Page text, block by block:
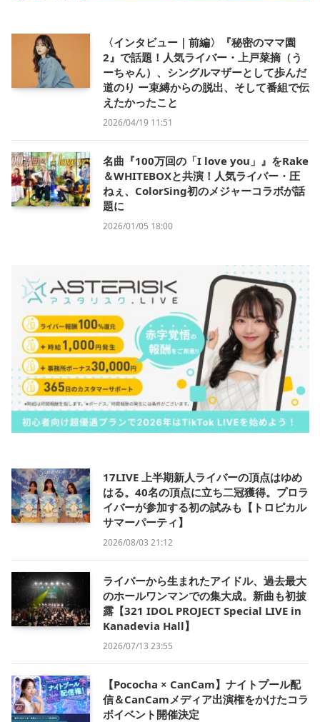
〈インタビュー｜前編〉『秘密のママ園
2』で話題！人気ライバー・上戸菜摘（う
ーちゃん）、シングルマザーとして歩んだ
道のり ー束縛からの脱出、そして番組で伝
えたかったこと
2026/04/19 11:51
名曲『100万回の「I love you」』をRake
＆WHITEBOXと共演！人気ライバー・圧
ねぇ、ColorSing初のメジャーコラボが話
題に
2026/01/05 18:00
17LIVE 上半期新人ライバーの頂点はゆめ
はる。40名の頂点に立ち二冠獲得。プロラ
イバーが参加する初の試みも【トロピカル
サマーパーティ】
2026/08/03 21:12
ライバーから生まれたアイドル、過去最大
のホールワンマンでの集大成。新曲も初披
露【321 IDOL PROJECT Special LIVE in
Kanadevia Hall】
2026/07/13 23:55
【Pococha × CanCam】ナイトプール配
信＆CanCamメディア出演権をかけたコラ
ボイベント開催決定